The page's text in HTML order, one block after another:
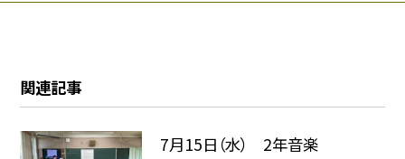
関連記事
7月15日（水） 2年音楽